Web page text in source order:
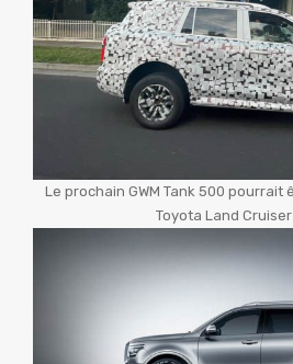
Le prochain GWM Tank 500 pourrait
Toyota Land